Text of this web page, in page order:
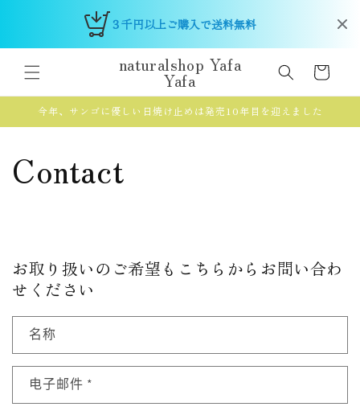
３千円以上ご購入で送料無料
naturalshop Yafa
Yafa
购
物
今年、サンゴに優しい日焼け止めは発売10年目を迎えました
Contact
お取り扱いのご希望もこちらからお問い合わ
せください
名称
电子邮件 *